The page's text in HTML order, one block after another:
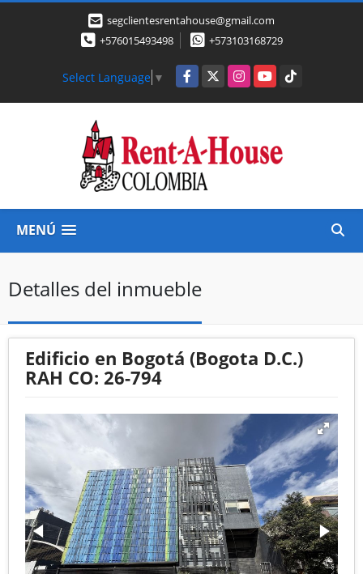
segclientesrentahouse@gmail.com
+576015493498
+573103168729
Select Language ▼ Facebook
X InstagramYouTubeTikTok
MENÚ
Detalles del inmueble
Edificio en Bogotá (Bogota D.C.)
RAH CO: 26-794